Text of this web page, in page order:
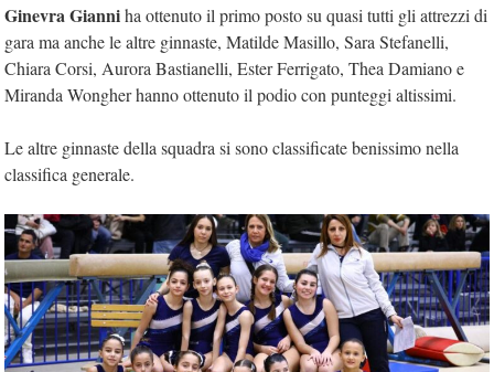
Ginevra Gianniha ottenuto il primo posto su quasi tutti gli attrezzi di
gara ma anche le altre ginnaste, Matilde Masillo, Sara Stefanelli,
Chiara Corsi, Aurora Bastianelli, Ester Ferrigato, Thea Damiano e
Miranda Wongher hanno ottenuto il podio con punteggi altissimi.
Le altre ginnaste della squadra si sono classificate benissimo nella
classifica generale.